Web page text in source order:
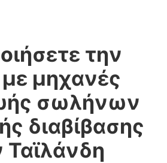
την
μηχανές
σωλήνων
διαβίβασης
Ταϊλάνδη